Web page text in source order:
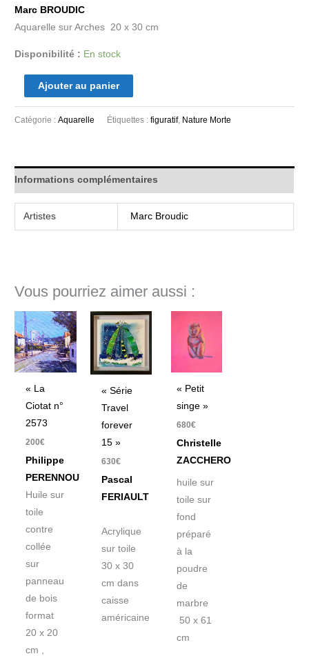
Marc BROUDIC
Aquarelle sur Arches 20 x 30 cm
Disponibilité : En stock
Ajouter au panier
Catégorie :Aquarelle Étiquettes :figuratif, Nature Morte
Informations complémentaires
Artistes Marc Broudic
Vous pourriez aimer aussi :
« La
Ciotat n°
2573
200€
Philippe
PERENNOU
Huile sur
toile
contre
collée
sur
panneau
de bois
format
20 x 20
cm ,
« Série
Travel
forever
15 »
630€
Pascal
FERIAULT
Acrylique
sur toile
30 x 30
cm dans
caisse
américaine
« Petit
singe »
680€
Christelle
ZACCHERO
huile sur
toile sur
fond
préparé
à la
poudre
de
marbre
50 x 61
cm